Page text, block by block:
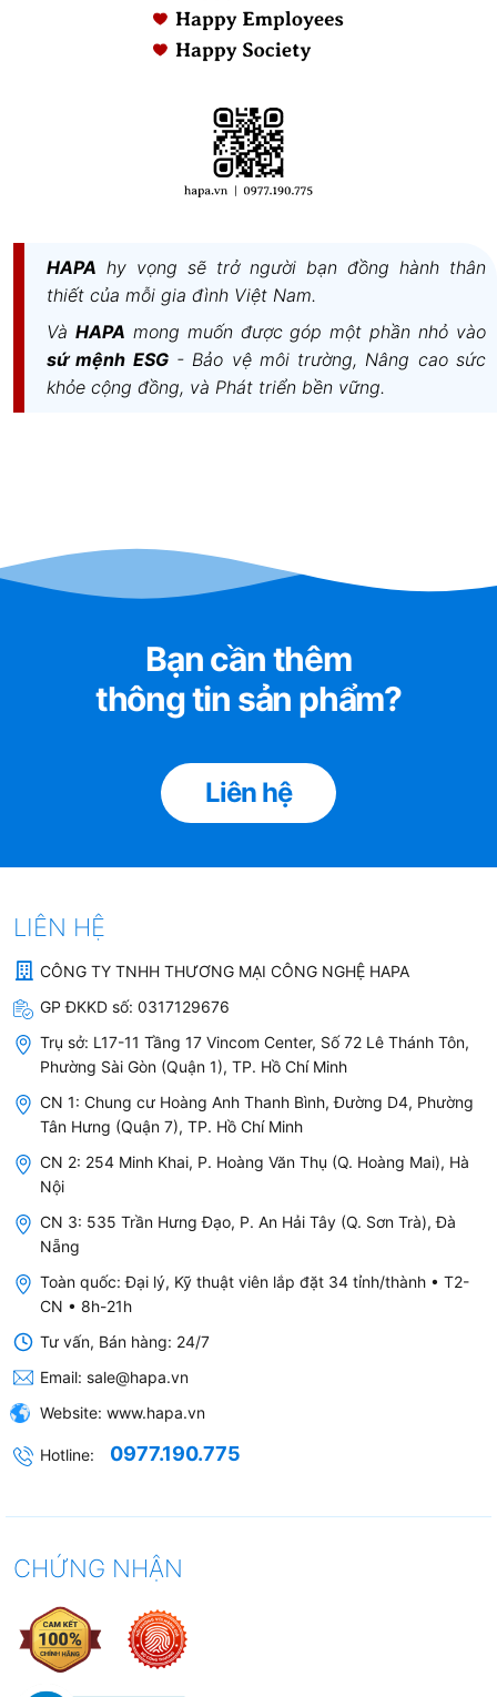
Khả năng khử mùi tốt
Máy Lọc Không Khí
mùi hiệu quả tới 90% (như mùi thuốc lá, mùi ẩm mốc
khó chịu...). Chỉ 30 phút sau khi chế độ khử mùi vận
hành, mùi hôi sẽ được giảm xuống 1 mức theo thứ tự
5. Mùi rất mạnh.
4. Mùi mạnh.
3. Mùi dễ dàng nhận thấy.
1. Mùi khó nhận thấy.
0. Không có mùi.
HAPA hy vọng sẽ trở người bạn đồng hành thân
thiết của mỗi gia đình Việt Nam.
Và HAPA mong muốn được góp một phần nhỏ vào
sứ mệnh ESG- Bảo vệ môi trường, Nâng cao sức
khỏe cộng đồng, và Phát triển bền vững.
Bạn cần thêm
thông tin sản phẩm?
Liên hệ
LIÊN HỆ
CÔNG TY TNHH THƯƠNG MẠI CÔNG NGHỆ HAPA
GP ĐKKD số: 0317129676
Trụ sở: L17-11 Tầng 17 Vincom Center, Số 72 Lê Thánh Tôn,
Phường Sài Gòn (Quận 1), TP. Hồ Chí Minh
CN 1: Chung cư Hoàng Anh Thanh Bình, Đường D4, Phường
Tân Hưng (Quận 7), TP. Hồ Chí Minh
CN 2: 254 Minh Khai, P. Hoàng Văn Thụ (Q. Hoàng Mai), Hà
Nội
CN 3: 535 Trần Hưng Đạo, P. An Hải Tây (Q. Sơn Trà), Đà
Nẵng
Toàn quốc: Đại lý, Kỹ thuật viên lắp đặt 34 tỉnh/thành • T2-
CN • 8h-21h
Tư vấn, Bán hàng: 24/7
Email: sale@hapa.vn
Website: www.hapa.vn
Hotline: 0977.190.775
CHỨNG NHẬN